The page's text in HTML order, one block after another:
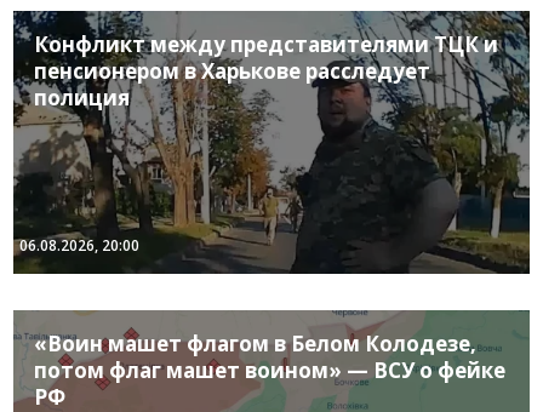
Конфликт между представителями ТЦК и
пенсионером в Харькове расследует
полиция
06.08.2026, 20:00
«Воин машет флагом в Белом Колодезе,
потом флаг машет воином» — ВСУ о фейке
РФ